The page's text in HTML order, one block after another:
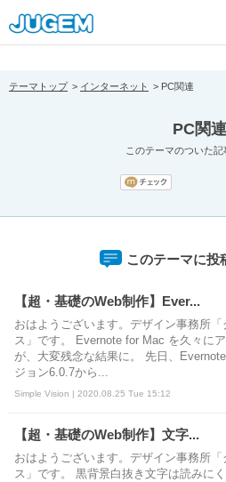
[pear_error: message="Success"
prefix="" info=""]
テーマトップ インターネット PC関連
PC関連
このテーマのついた記
このテーマに投
【超・基礎のWeb制作】Ever...
おはようございます。デザイン事務所「
ス」です。 Evernote for Mac を久々にア
が、大変残念な結果に。 先日、
ジョン6.0.7から...
Simple Vision | 2020.08.25 Tue 15:12
【超・基礎のWeb制作】文字...
おはようございます。デザイン事務所「
ス」です。 黒背景白抜き文字は読みに